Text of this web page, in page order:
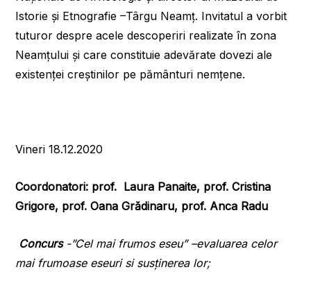
Istorie și Etnografie –Târgu Neamț. Invitatul a vorbit
tuturor despre acele descoperiri realizate în zona
Neamțului și care constituie adevărate dovezi ale
existenței creștinilor pe pământuri nemțene.
Vineri 18.12.2020
Coordonatori: prof. Laura Panaite, prof. Cristina
Grigore, prof. Oana Grădinaru, prof. Anca Radu
Concurs -”Cel mai frumos eseu” –evaluarea celor
mai frumoase eseuri si susținerea lor;